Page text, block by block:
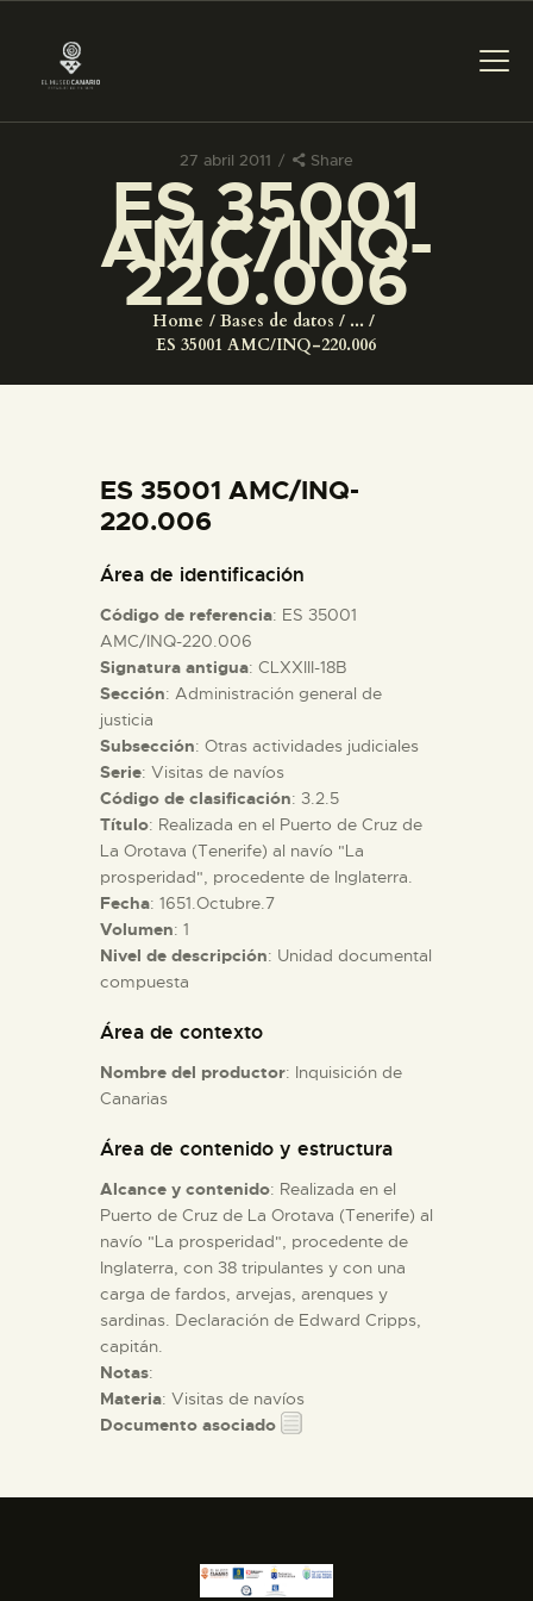
27 abril 2011 Share
ES 35001
AMC/INQ-
220.006
Home Bases de datos
...
ES 35001 AMC/INQ-220.006
PREPARAR LA VISITA
ACTIVIDADES
COLECCIONES
ESPAÑOL
PREPARAR LA VISITA
ACTIVIDADES
█
EL MUSEO
COLECCIONES
ES 35001 AMC/INQ-
220.006
Área de identificación
Código de referencia: ES 35001
AMC/INQ-220.006
Signatura antigua: CLXXIII-18B
Sección: Administración general de
justicia
Subsección: Otras actividades judiciales
Serie: Visitas de navíos
Código de clasificación: 3.2.5
Título: Realizada en el Puerto de Cruz de
La Orotava (Tenerife) al navío "La
prosperidad", procedente de Inglaterra.
Fecha: 1651.Octubre.7
Volumen: 1
Nivel de descripción: Unidad documental
compuesta
Área de contexto
Nombre del productor: Inquisición de
Canarias
Área de contenido y estructura
Alcance y contenido: Realizada en el
Puerto de Cruz de La Orotava (Tenerife) al
navío "La prosperidad", procedente de
Inglaterra, con 38 tripulantes y con una
carga de fardos, arvejas, arenques y
sardinas. Declaración de Edward Cripps,
capitán.
Notas:
Materia: Visitas de navíos
Documento asociado